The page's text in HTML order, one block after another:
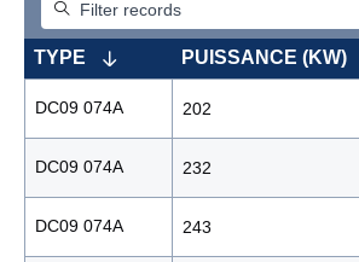
TYPE PUISSANCE (KW)
DC09 074A 202
DC09 074A 232
DC09 074A 243